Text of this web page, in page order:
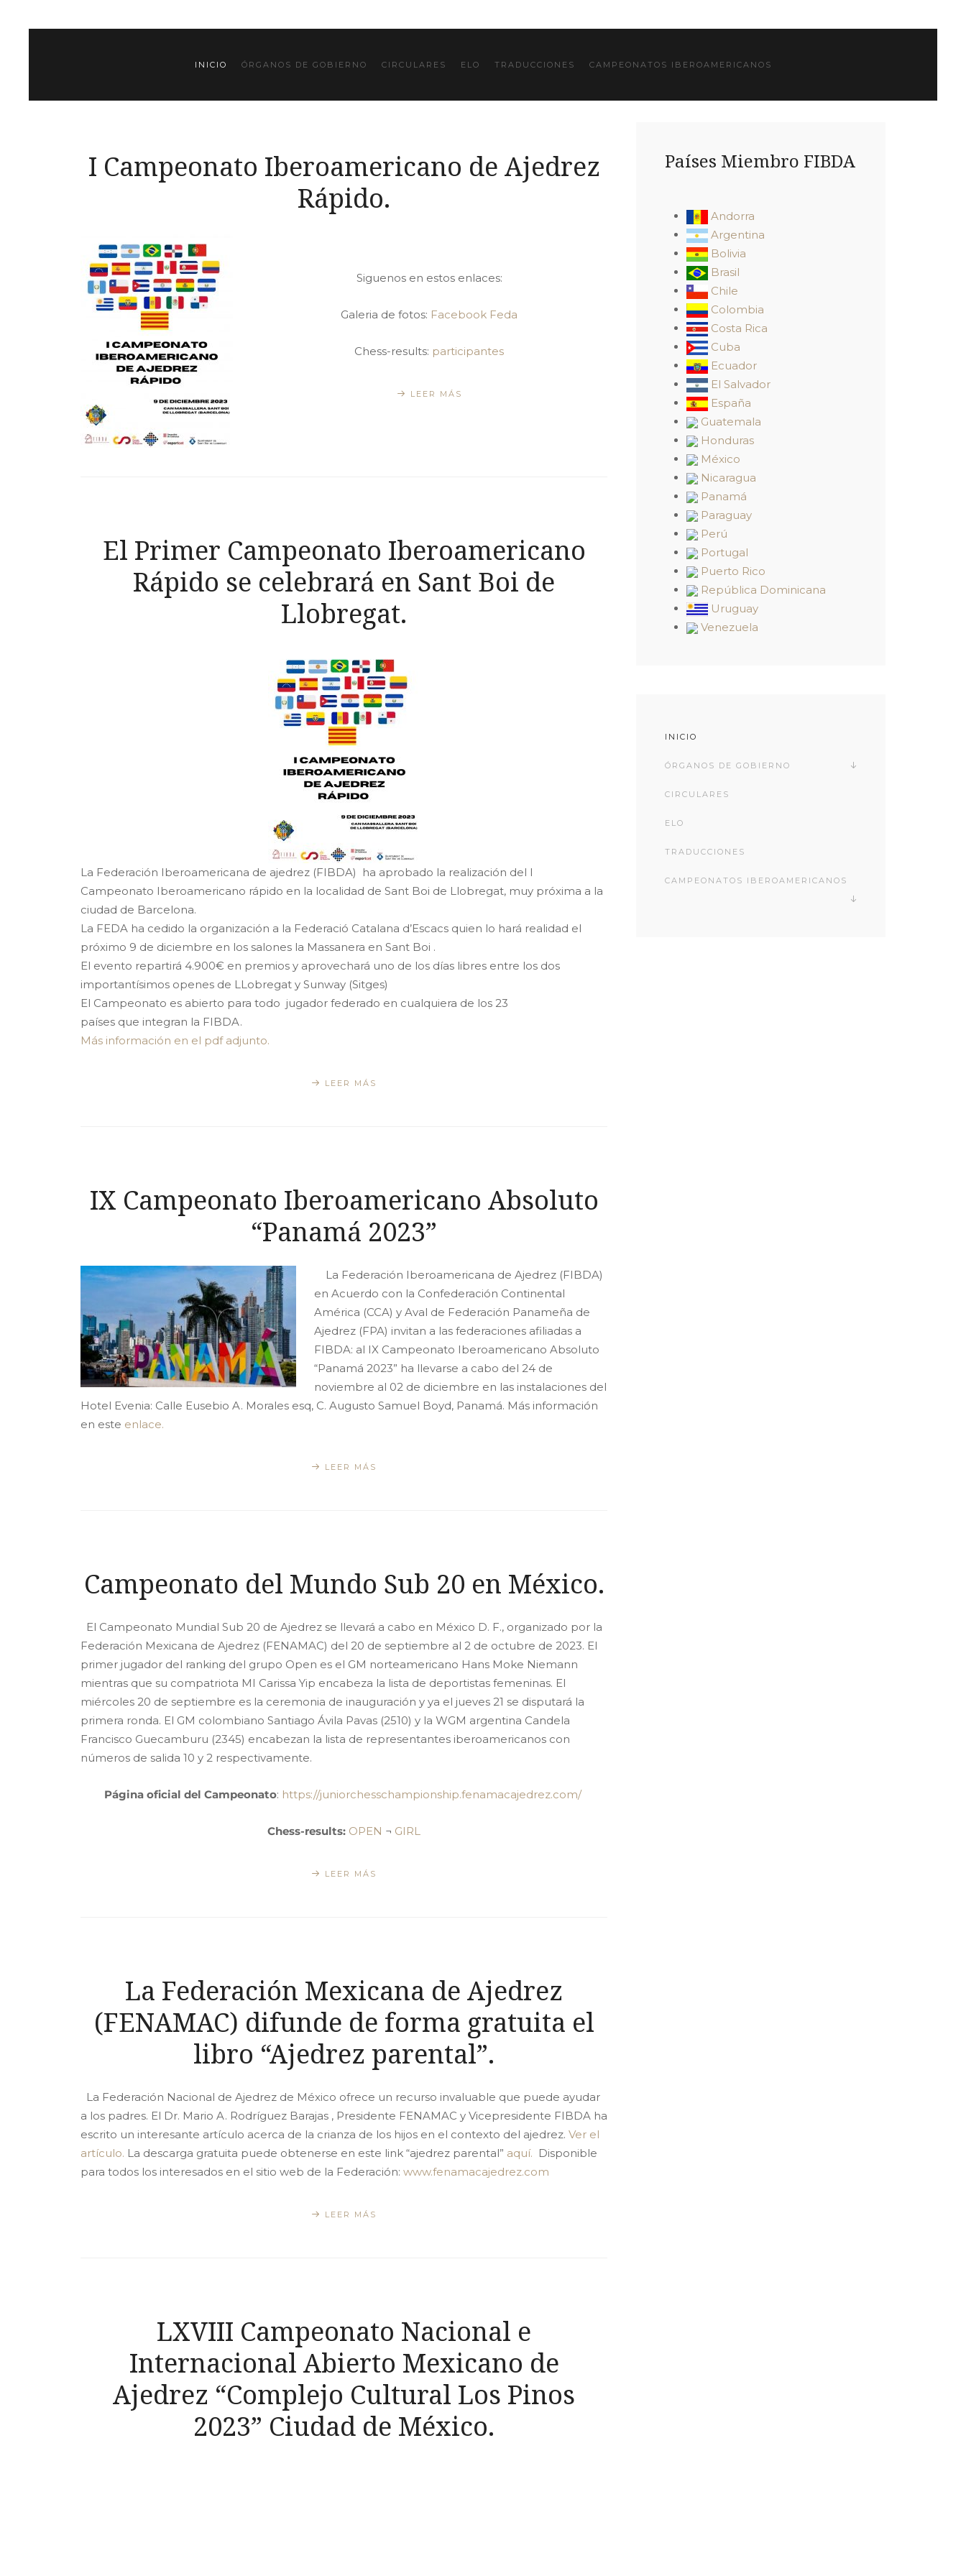
INICIO ÓRGANOS DE GOBIERNO CIRCULARES ELO TRADUCCIONES CAMPEONATOS IBEROAMERICANOS
I Campeonato Iberoamericano de Ajedrez
Rápido.
Siguenos en estos enlaces:
Galeria de fotos: Facebook Feda
Chess-results: participantes
LEER MÁS
El Primer Campeonato Iberoamericano
Rápido se celebrará en Sant Boi de
Llobregat.
La Federación Iberoamericana de ajedrez (FIBDA) ha aprobado la realización del I
Campeonato Iberoamericano rápido en la localidad de Sant Boi de Llobregat, muy próxima a la
ciudad de Barcelona.
La FEDA ha cedido la organización a la Federació Catalana d’Escacs quien lo hará realidad el
próximo 9 de diciembre en los salones la Massanera en Sant Boi .
El evento repartirá 4.900€ en premios y aprovechará uno de los días libres entre los dos
importantísimos openes de LLobregat y Sunway (Sitges)
El Campeonato es abierto para todo jugador federado en cualquiera de los 23
países que integran la FIBDA.
Más información en el pdf adjunto.
LEER MÁS
IX Campeonato Iberoamericano Absoluto
“Panamá 2023”
La Federación Iberoamericana de Ajedrez (FIBDA)
en Acuerdo con la Confederación Continental
América (CCA) y Aval de Federación Panameña de
Ajedrez (FPA) invitan a las federaciones afiliadas a
FIBDA: al IX Campeonato Iberoamericano Absoluto
“Panamá 2023” ha llevarse a cabo del 24 de
noviembre al 02 de diciembre en las instalaciones del
Hotel Evenia: Calle Eusebio A. Morales esq, C. Augusto Samuel Boyd, Panamá. Más información
en este enlace.
LEER MÁS
Campeonato del Mundo Sub 20 en México.
El Campeonato Mundial Sub 20 de Ajedrez se llevará a cabo en México D. F., organizado por la
Federación Mexicana de Ajedrez (FENAMAC) del 20 de septiembre al 2 de octubre de 2023. El
primer jugador del ranking del grupo Open es el GM norteamericano Hans Moke Niemann
mientras que su compatriota MI Carissa Yip encabeza la lista de deportistas femeninas. El
miércoles 20 de septiembre es la ceremonia de inauguración y ya el jueves 21 se disputará la
primera ronda. El GM colombiano Santiago Ávila Pavas (2510) y la WGM argentina Candela
Francisco Guecamburu (2345) encabezan la lista de representantes iberoamericanos con
números de salida 10 y 2 respectivamente.
Página oficial del Campeonato: https://juniorchesschampionship.fenamacajedrez.com/
Chess-results: OPEN ¬ GIRL
LEER MÁS
La Federación Mexicana de Ajedrez
(FENAMAC) difunde de forma gratuita el
libro “Ajedrez parental”.
La Federación Nacional de Ajedrez de México ofrece un recurso invaluable que puede ayudar
a los padres. El Dr. Mario A. Rodríguez Barajas , Presidente FENAMAC y Vicepresidente FIBDA ha
escrito un interesante artículo acerca de la crianza de los hijos en el contexto del ajedrez. Ver el
artículo. La descarga gratuita puede obtenerse en este link “ajedrez parental” aquí. Disponible
para todos los interesados en el sitio web de la Federación: www.fenamacajedrez.com
LEER MÁS
LXVIII Campeonato Nacional e
Internacional Abierto Mexicano de
Ajedrez “Complejo Cultural Los Pinos
2023” Ciudad de México.
Países Miembro FIBDA
Andorra
Argentina
Bolivia
Brasil
Chile
Colombia
Costa Rica
Cuba
Ecuador
El Salvador
España
Guatemala
Honduras
México
Nicaragua
Panamá
Paraguay
Perú
Portugal
Puerto Rico
República Dominicana
Uruguay
Venezuela
INICIO
ÓRGANOS DE GOBIERNO
CIRCULARES
ELO
TRADUCCIONES
CAMPEONATOS IBEROAMERICANOS